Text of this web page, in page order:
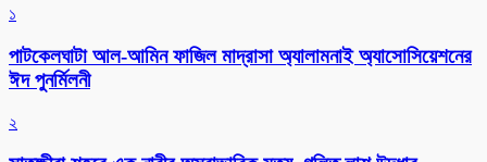
১
পাটকেলঘাটা আল-আমিন ফাজিল মাদ্রাসা অ্যালামনাই অ্যাসোসিয়েশনের
ঈদ পুনর্মিলনী
২